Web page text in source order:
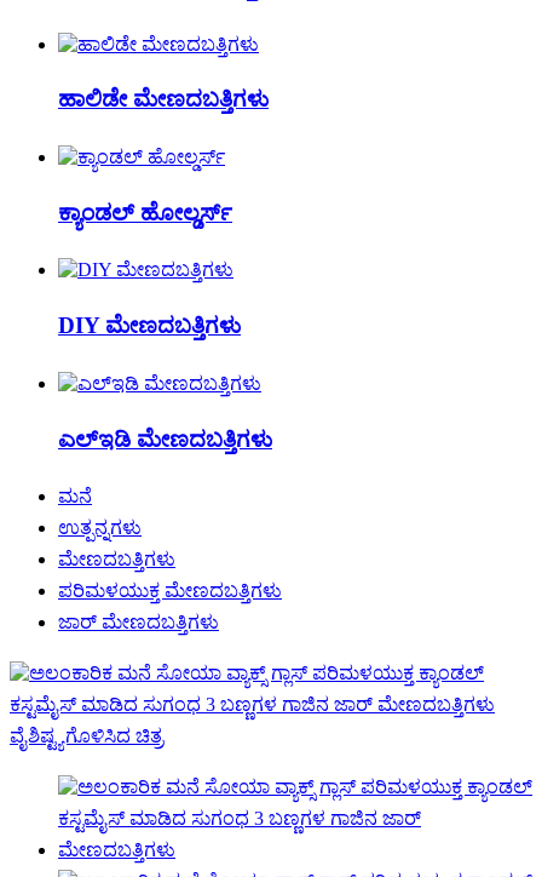
ಹಾಲಿಡೇ ಮೇಣದಬತ್ತಿಗಳು
ಕ್ಯಾಂಡಲ್ ಹೋಲ್ಡರ್ಸ್
DIY ಮೇಣದಬತ್ತಿಗಳು
ಎಲ್ಇಡಿ ಮೇಣದಬತ್ತಿಗಳು
ಮನೆ
ಉತ್ಪನ್ನಗಳು
ಮೇಣದಬತ್ತಿಗಳು
ಪರಿಮಳಯುಕ್ತ ಮೇಣದಬತ್ತಿಗಳು
ಜಾರ್ ಮೇಣದಬತ್ತಿಗಳು